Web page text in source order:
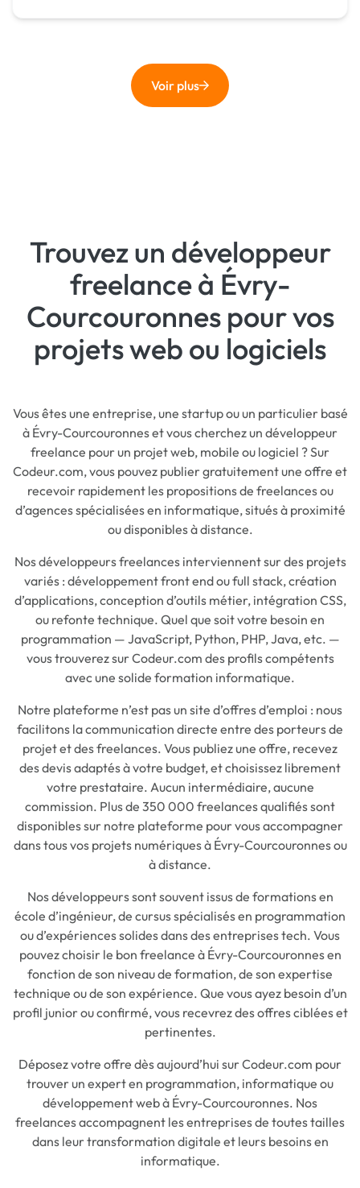
Voir plus
Trouvez un développeur
freelance à Évry-
Courcouronnes pour vos
projets web ou logiciels
Vous êtes une entreprise, une startup ou un particulier basé
à Évry-Courcouronnes et vous cherchez un développeur
freelance pour un projet web, mobile ou logiciel ? Sur
Codeur.com, vous pouvez publier gratuitement une offre et
recevoir rapidement les propositions de freelances ou
d’agences spécialisées en informatique, situés à proximité
ou disponibles à distance.
Nos développeurs freelances interviennent sur des projets
variés : développement front end ou full stack, création
d’applications, conception d’outils métier, intégration CSS,
ou refonte technique. Quel que soit votre besoin en
programmation — JavaScript, Python, PHP, Java, etc. —
vous trouverez sur Codeur.com des profils compétents
avec une solide formation informatique.
Notre plateforme n’est pas un site d’offres d’emploi : nous
facilitons la communication directe entre des porteurs de
projet et des freelances. Vous publiez une offre, recevez
des devis adaptés à votre budget, et choisissez librement
votre prestataire. Aucun intermédiaire, aucune
commission. Plus de 350 000 freelances qualifiés sont
disponibles sur notre plateforme pour vous accompagner
dans tous vos projets numériques à Évry-Courcouronnes ou
à distance.
Nos développeurs sont souvent issus de formations en
école d’ingénieur, de cursus spécialisés en programmation
ou d’expériences solides dans des entreprises tech. Vous
pouvez choisir le bon freelance à Évry-Courcouronnes en
fonction de son niveau de formation, de son expertise
technique ou de son expérience. Que vous ayez besoin d’un
profil junior ou confirmé, vous recevrez des offres ciblées et
pertinentes.
Déposez votre offre dès aujourd’hui sur Codeur.com pour
trouver un expert en programmation, informatique ou
développement web à Évry-Courcouronnes. Nos
freelances accompagnent les entreprises de toutes tailles
dans leur transformation digitale et leurs besoins en
informatique.